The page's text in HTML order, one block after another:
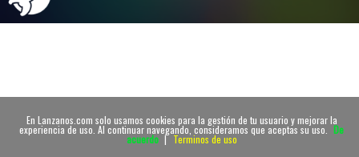
En Lanzanos.com solo usamos cookies para la gestión de tu usuario y mejorar la
experiencia de uso. Al continuar navegando, consideramos que aceptas su uso. De
acuerdo | Terminos de uso